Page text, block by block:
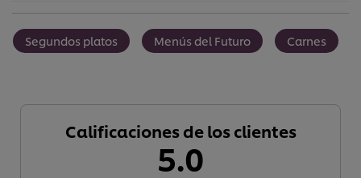
Segundos platos Menús del Futuro Carnes
Calificaciones de los clientes
5.0